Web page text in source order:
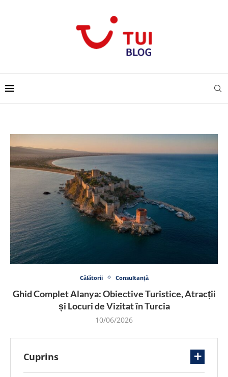
Călătorii Consultanță
Ghid Complet Alanya: Obiective Turistice, Atracții
și Locuri de Vizitat în Turcia
10/06/2026
Cuprins